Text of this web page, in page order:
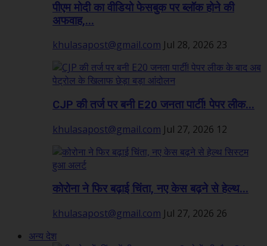
पीएम मोदी का वीडियो फेसबुक पर ब्लॉक होने की
अफवाह,...
khulasapost@gmail.com Jul 28, 2026 23
CJP की तर्ज पर बनी E20 जनता पार्टी! पेपर लीक...
khulasapost@gmail.com Jul 27, 2026 12
कोरोना ने फिर बढ़ाई चिंता, नए केस बढ़ने से हेल्थ...
khulasapost@gmail.com Jul 27, 2026 26
अन्य देश